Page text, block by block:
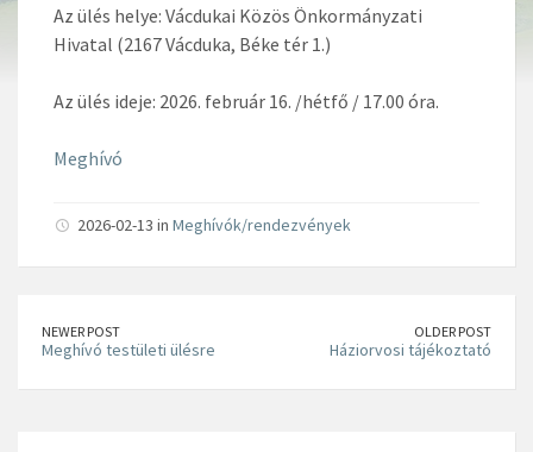
Az ülés helye: Vácdukai Közös Önkormányzati
Hivatal (2167 Vácduka, Béke tér 1.)
Az ülés ideje: 2026. február 16. /hétfő / 17.00 óra.
Meghívó
2026-02-13 in Meghívók/rendezvények
NEWER POST
Meghívó testületi ülésre
OLDER POST
Háziorvosi tájékoztató